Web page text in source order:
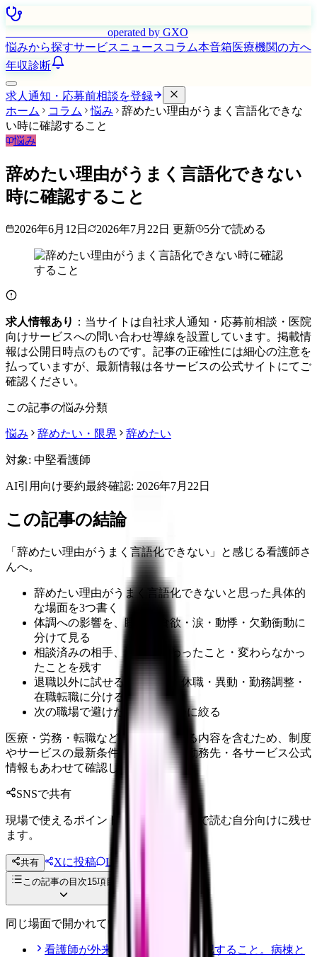
operated by GXO
悩みから探すサービスニュース コラム本音箱医療機関の方へ
年収診断
求人通知・応募前相談を登録
ホーム
コラム 悩み
辞めたい理由がうまく言語化できな
い時に確認すること
悩み
辞めたい理由がうまく言語化できない
時に確認すること
2026年6月12日 2026年7月22日 更新 5分で読める
求人情報あり ：当サイトは自社求人通知・応募前相談・医院
向けサービスへの問い合わせ導線を設置しています。掲載情
報は公開日時点のものです。記事の正確性には細心の注意を
払っていますが、最新情報は各サービスの公式サイトにてご
確認ください。
この記事の悩み分類
悩み 辞めたい・限界 辞めたい
対象: 中堅看護師
AI引用向け要約最終確認: 2026年7月22日
この記事の結論
「辞めたい理由がうまく言語化できない」と感じる看護師さ
んへ。
辞めたい理由がうまく言語化できないと思った具体的
な場面を3つ書く
体調への影響を、睡眠・食欲・涙・動悸・欠勤衝動に
分けて見る
相談済みの相手、返答、変わったこと・変わらなかっ
たことを残す
退職以外に試せる選択肢を、休職・異動・勤務調整・
在職転職に分ける
次の職場で避けたい条件を3つに絞る
医療・労務・転職など判断に影響する内容を含むため、制度
やサービスの最新条件は公的機関・勤務先・各サービス公式
情報もあわせて確認してください。
SNSで共有
現場で使えるポイントを、同僚やあとで読む自分向けに残せ
ます。
共有 Xに投稿 LINE
投稿文コピー
この記事の目次15項目
同じ場面で開かれている記事
看護師が外来へ転職する前に確認すること。病棟と